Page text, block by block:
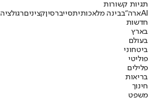
תגיות קשורות
AIארה"בבינה מלאכותיתסייברסיןקציניםרגולציה
חדשות
בארץ
בעולם
ביטחוני
פוליטי
פלילים
בריאות
חינוך
משפט